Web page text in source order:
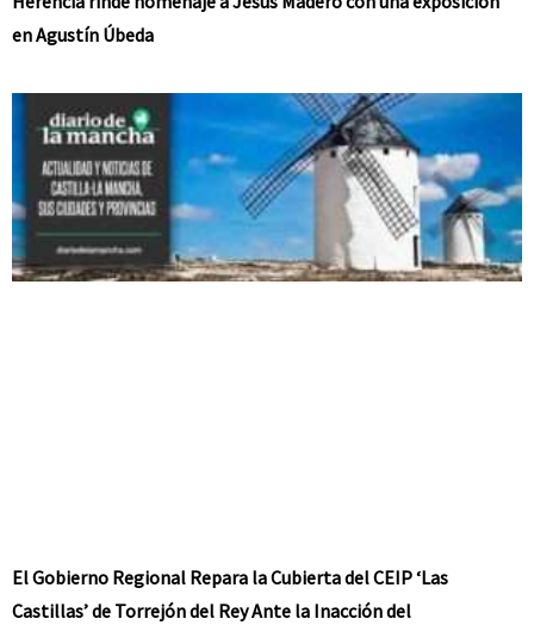
en Agustín Úbeda
El Gobierno Regional Repara la Cubierta del CEIP ‘Las
Castillas’ de Torrejón del Rey Ante la Inacción del